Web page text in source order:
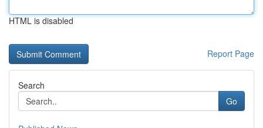
HTML is disabled
Report Page
Search
Go